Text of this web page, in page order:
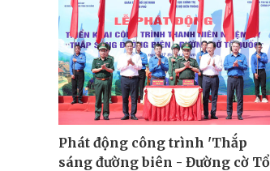
Phát động công trình 'Thắp
sáng đường biên - Đường cờ Tổ